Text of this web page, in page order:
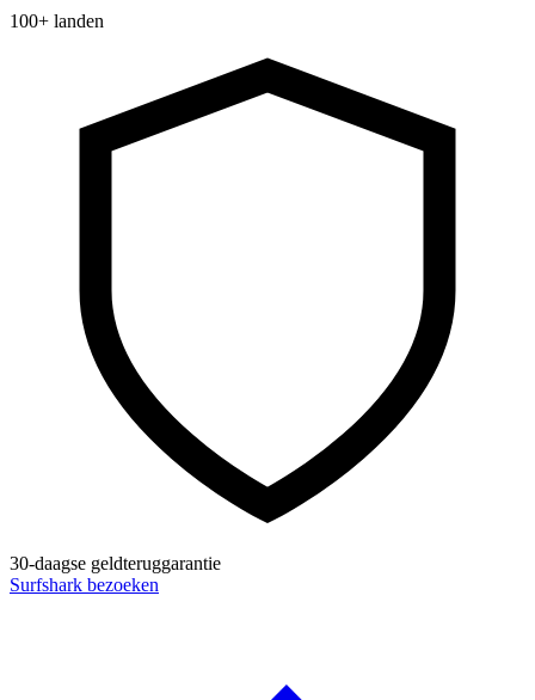
100+ landen
30-daagse geldteruggarantie
Surfshark bezoeken